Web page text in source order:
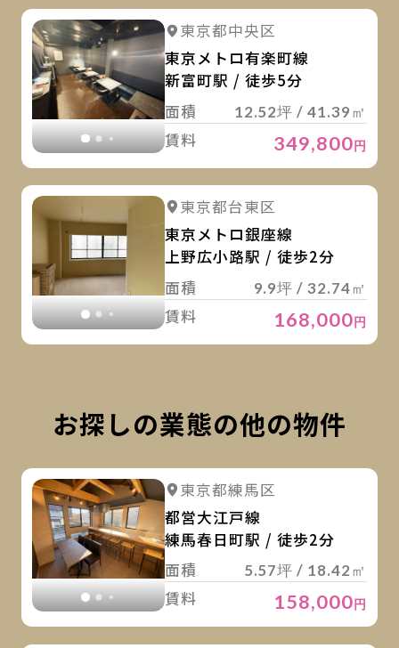
詳細を見る
東京都中央区
東京メトロ有楽町線
新富町駅 / 徒歩5分
面積
12.52坪 / 41.39㎡
賃料 349,800円
詳細を見る
東京都台東区
東京メトロ銀座線
上野広小路駅 / 徒歩2分
面積
9.9坪 / 32.74㎡
賃料 168,000円
お探しの業態の他の物件
詳細を見る
東京都練馬区
都営大江戸線
練馬春日町駅 / 徒歩2分
面積
5.57坪 / 18.42㎡
賃料 158,000円